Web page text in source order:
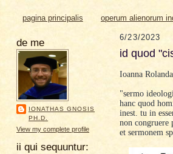
pagina principalis operum alienorum
de me
IONATHAS GNOSIS
PH.D.
View my complete profile
ii qui sequuntur:
6/23/2023
id quod
Ioanna
"sermo
hanc quod
inest. tu in
non congruere
et sermonem